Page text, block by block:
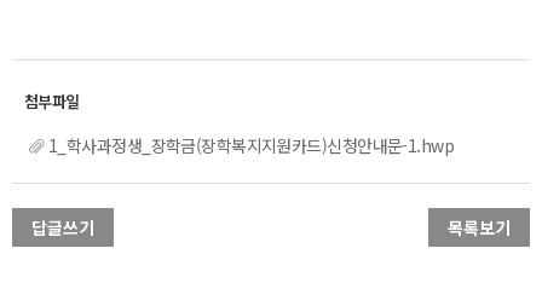
1_학사과정생_장학금(장학복지지원카드)신청안내문-1.hwp
답글쓰기 목록보기